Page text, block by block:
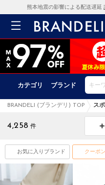
熊本地震の影響による配送遅延
カテゴリ ブランド
BRANDELI (ブランデリ) TOP ス
4,258 件
お気に入りブランド クーポン